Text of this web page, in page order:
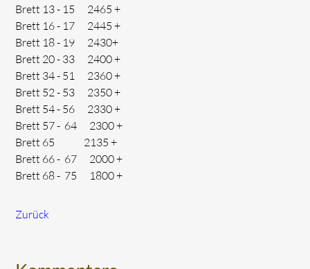
Brett 13 - 15 2465 +
Brett 16 - 17 2445 +
Brett 18 - 19 2430+
Brett 20 - 33 2400 +
Brett 34 - 51 2360 +
Brett 52 - 53 2350 +
Brett 54 - 56 2330 +
Brett 57 - 64 2300 +
Brett 65 2135 +
Brett 66 - 67 2000 +
Brett 68 - 75 1800 +
Zurück